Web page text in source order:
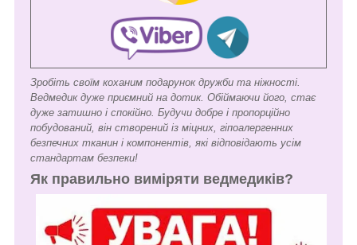
Зробіть своїм коханим подарунок дружби та ніжності.
Ведмедик дуже приємний на дотик. Обіймаючи його, стає
дуже затишно і спокійно. Будучи добре і пропорційно
побудований, він створений із міцних, гіпоалергенних
безпечних тканин і компонентів, які відповідають усім
стандартам безпеки!
Як правильно виміряти ведмедиків?